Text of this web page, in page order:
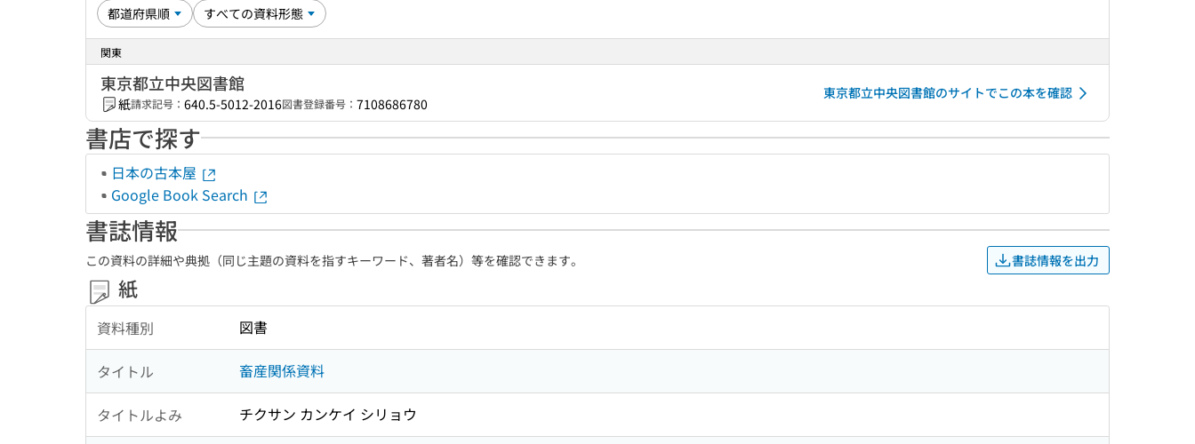
関東
東京都立中央図書館
紙請求記号： 640.5-5012-2016図書登録番号： 7108686780
東京都立中央図書館のサイトでこの本を確認
書店で探す
日本の古本屋
Google Book Search
書誌情報
この資料の詳細や典拠（同じ主題の資料を指すキーワード、著者名）等を確認できます。 書誌情報を出力
紙
資料種別 図書
タイトル 畜産関係資料
タイトルよみ チクサン カンケイ シリョウ